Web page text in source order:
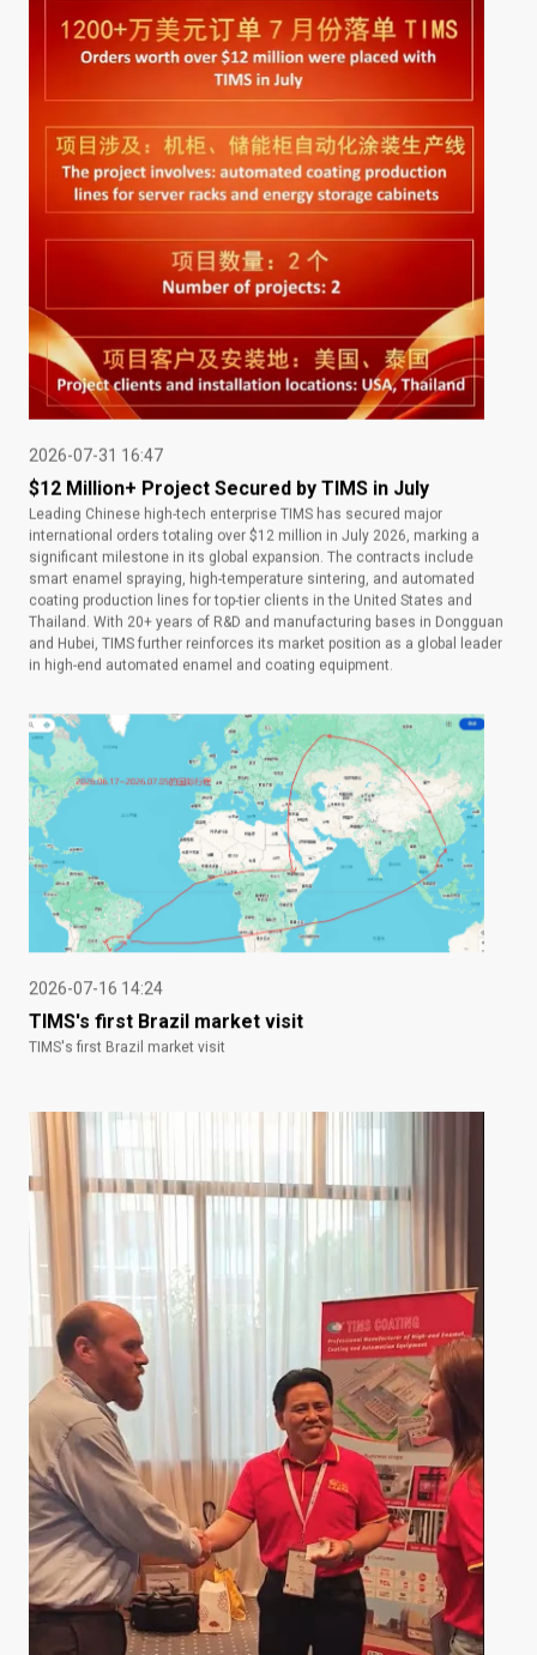
2026-07-31 16:47
$12 Million+ Project Secured by TIMS in July
Leading Chinese high-tech enterprise TIMS has secured major
international orders totaling over $12 million in July 2026, marking a
significant milestone in its global expansion. The contracts include
smart enamel spraying, high-temperature sintering, and automated
coating production lines for top-tier clients in the United States and
Thailand. With 20+ years of R&D and manufacturing bases in Dongguan
and Hubei, TIMS further reinforces its market position as a global leader
in high-end automated enamel and coating equipment.
2026-07-16 14:24
TIMS's first Brazil market visit
TIMS's first Brazil market visit